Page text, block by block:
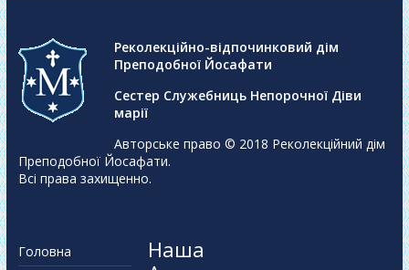
Реколекційно-відпочинковий дім
Преподобної Йосафати
Сестер Служебниць Непорочної Діви
марії
Авторське право © 2018 Реколекційний дім
Преподобної Йосафати.
Всі права захищенно.
Головна
Наша